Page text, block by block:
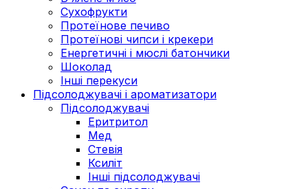
Сухофрукти
Протеїнове печиво
Протеїнові чипси і крекери
Енергетичні і мюслі батончики
Шоколад
Інші перекуси
Підсолоджувачі і ароматизатори
Підсолоджувачі
Еритритол
Мед
Стевія
Ксиліт
Інші підсолоджувачі